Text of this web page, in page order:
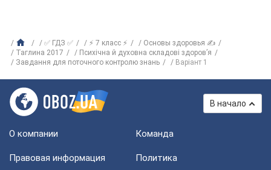
✅ ГДЗ ✅ ⚡ 7 класс ⚡
Основы здоровья ✍
Таглина 2017
Психічна й духовна складові здоров’я
Завдання для поточного контролю знань
Варіант 1
В начало
О компании Команда
Правовая информация
Политика